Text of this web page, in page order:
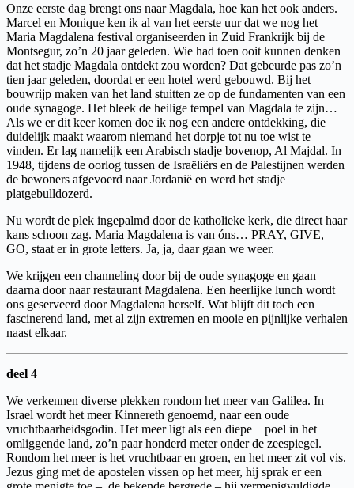
Onze eerste dag brengt ons naar Magdala, hoe kan het ook anders.
Marcel en Monique ken ik al van het eerste uur dat we nog het
Maria Magdalena festival organiseerden in Zuid Frankrijk bij de
Montsegur, zo’n 20 jaar geleden. Wie had toen ooit kunnen denken
dat het stadje Magdala ontdekt zou worden? Dat gebeurde pas zo’n
tien jaar geleden, doordat er een hotel werd gebouwd. Bij het
bouwrijp maken van het land stuitten ze op de fundamenten van een
oude synagoge. Het bleek de heilige tempel van Magdala te zijn…
Als we er dit keer komen doe ik nog een andere ontdekking, die
duidelijk maakt waarom niemand het dorpje tot nu toe wist te
vinden. Er lag namelijk een Arabisch stadje bovenop, Al Majdal. In
1948, tijdens de oorlog tussen de Israëliërs en de Palestijnen werden
de bewoners afgevoerd naar Jordanië en werd het stadje
platgebulldozerd.
Nu wordt de plek ingepalmd door de katholieke kerk, die direct haar
kans schoon zag. Maria Magdalena is van óns… PRAY, GIVE,
GO, staat er in grote letters. Ja, ja, daar gaan we weer.
We krijgen een channeling door bij de oude synagoge en gaan
daarna door naar restaurant Magdalena. Een heerlijke lunch wordt
ons geserveerd door Magdalena herself. Wat blijft dit toch een
fascinerend land, met al zijn extremen en mooie en pijnlijke verhalen
naast elkaar.
deel 4
We verkennen diverse plekken rondom het meer van Galilea. In
Israel wordt het meer Kinnereth genoemd, naar een oude
vruchtbaarheidsgodin. Het meer ligt als een diepe poel in het
omliggende land, zo’n paar honderd meter onder de zeespiegel.
Rondom het meer is het vruchtbaar en groen, en het meer zit vol vis.
Jezus ging met de apostelen vissen op het meer, hij sprak er een